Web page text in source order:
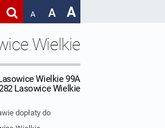
A A A
Wielkie
Wielkie 99A
Lasowice Wielkie
dopłaty do